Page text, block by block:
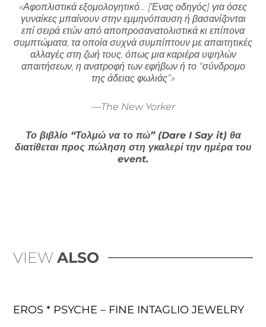
«Αφοπλιστικά εξομολογητικό… [Ένας οδηγός] για όσες
γυναίκες μπαίνουν στην εμμηνόπαυση ή βασανίζονται
επί σειρά ετών από αποπροσανατολιστικά κι επίπονα
συμπτώματα, τα οποία συχνά συμπίπτουν με απαιτητικές
αλλαγές στη ζωή τους, όπως μια καριέρα υψηλών
απαιτήσεων, η ανατροφή των εφήβων ή το “σύνδρομο
της άδειας φωλιάς”»
—The New Yorker
Το βιβλίο “Τολμώ να το πώ” (Dare I Say it) θα
διατίθεται προς πώληση στη γκαλερί την ημέρα του
event.
VIEWALSO
EROS * PSYCHE – FINE INTAGLIO JEWELRY